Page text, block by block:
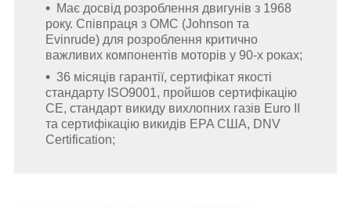
Має досвід розроблення двигунів з 1968
року. Співпраця з OMC (Johnson та
Evinrude) для розроблення критично
важливих компонентів моторів у 90-х роках;
36 місяців гарантії, сертифікат якості
стандарту ISO9001, пройшов сертифікацію
CE, стандарт викиду вихлопних газів Euro II
та сертифікацію викидів EPA США, DNV
Certification;